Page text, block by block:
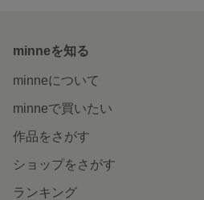
minneを知る
minneについて
minneで買いたい
作品をさがす
ショップをさがす
ランキング